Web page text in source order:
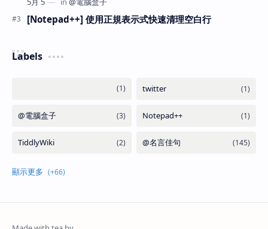
[Notepad++] 使用正規表示式快速清理空白行
Labels